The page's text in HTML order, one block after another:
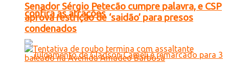
confira as atrações
Senador Sérgio Petecão cumpre palavra, e CSP
aprova restrição de ‘saidão’ para presos
condenados